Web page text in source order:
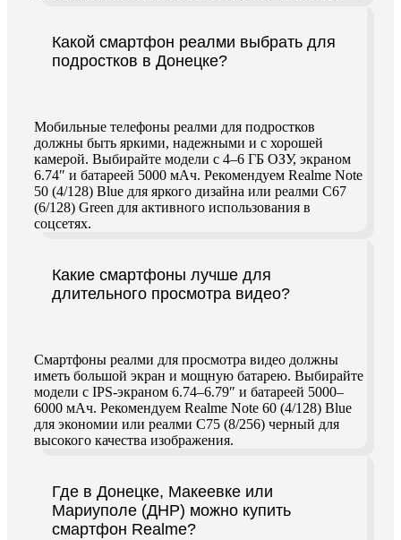
Какой смартфон реалми выбрать для
подростков в Донецке?
Мобильные телефоны реалми для подростков
должны быть яркими, надежными и с хорошей
камерой. Выбирайте модели с 4–6 ГБ ОЗУ, экраном
6.74″ и батареей 5000 мАч. Рекомендуем Realme Note
50 (4/128) Blue для яркого дизайна или реалми C67
(6/128) Green для активного использования в
соцсетях.
Какие смартфоны лучше для
длительного просмотра видео?
Смартфоны реалми для просмотра видео должны
иметь большой экран и мощную батарею. Выбирайте
модели с IPS-экраном 6.74–6.79″ и батареей 5000–
6000 мАч. Рекомендуем Realme Note 60 (4/128) Blue
для экономии или реалми C75 (8/256) черный для
высокого качества изображения.
Где в Донецке, Макеевке или
Мариуполе (ДНР) можно купить
смартфон Realme?